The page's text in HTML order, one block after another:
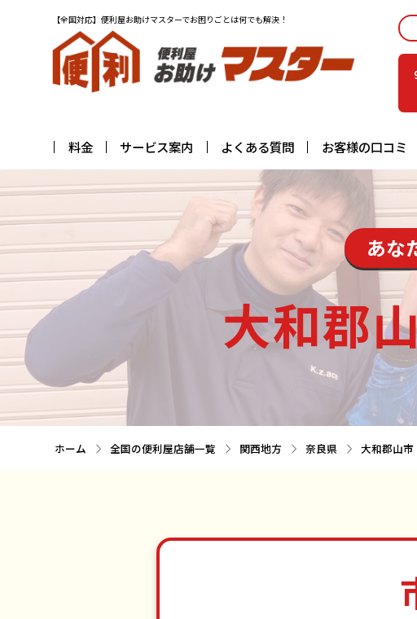
【全国対応】便利屋お助けマスターでお困りごとは何でも解決！
料金 サービス案内 よくある質問 お客様の口コミ
あな
大和郡
ホーム 全国の便利屋店舗一覧 関西地方 奈良県 大和郡山市